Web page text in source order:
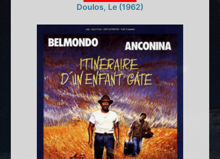
Doulos, Le (1962)